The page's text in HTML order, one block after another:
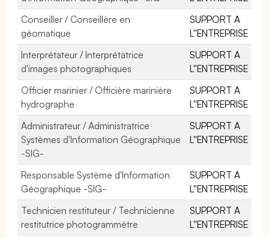
Conseiller / Conseillère en
géomatique
SUPPORT A
L''ENTREPRISE
Interprétateur / Interprétatrice
d'images photographiques
SUPPORT A
L''ENTREPRISE
Officier marinier / Officière marinière
hydrographe
SUPPORT A
L''ENTREPRISE
Administrateur / Administratrice
Systèmes d'Information Géographique
-SIG-
SUPPORT A
L''ENTREPRISE
Responsable Système d'Information
Géographique -SIG-
SUPPORT A
L''ENTREPRISE
Technicien restituteur / Technicienne
restitutrice photogrammètre
SUPPORT A
L''ENTREPRISE